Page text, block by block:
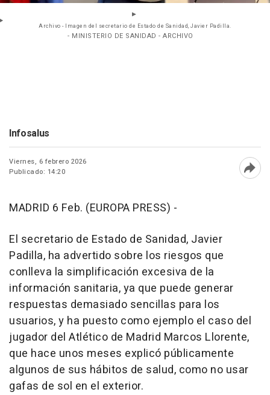
Archivo - Imagen del secretario de Estado de Sanidad, Javier Padilla.
- MINISTERIO DE SANIDAD - ARCHIVO
Infosalus
Viernes, 6 febrero 2026
Publicado: 14:20
MADRID 6 Feb. (EUROPA PRESS) -
El secretario de Estado de Sanidad, Javier
Padilla, ha advertido sobre los riesgos que
conlleva la simplificación excesiva de la
información sanitaria, ya que puede generar
respuestas demasiado sencillas para los
usuarios, y ha puesto como ejemplo el caso del
jugador del Atlético de Madrid Marcos Llorente,
que hace unos meses explicó públicamente
algunos de sus hábitos de salud, como no usar
gafas de sol en el exterior.